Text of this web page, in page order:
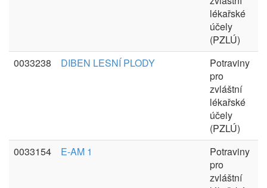
lékařské
účely
(PZLÚ)
0033238
DIBEN LESNÍ PLODY
Potraviny
pro
zvláštní
lékařské
účely
(PZLÚ)
0033154
E-AM 1
Potraviny
pro
zvláštní